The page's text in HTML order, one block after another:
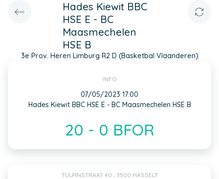
Hades Kiewit BBC
HSE E - BC
Maasmechelen
HSE B
3e Prov. Heren Limburg R2 D (Basketbal Vlaanderen)
INFO
07/05/2023 17:00
Hades Kiewit BBC HSE E - BC Maasmechelen HSE B
20 - 0 BFOR
TULPINSTRAAT 40 , 3500 HASSELT